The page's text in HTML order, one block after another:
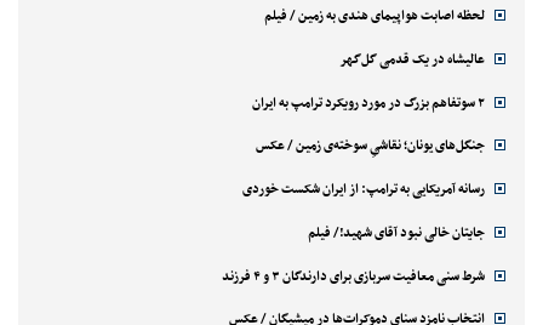
لحظه اصابت هواپیمای هندی به زمین / فیلم
عالیشاه در یک قدمی گل‌گهر
۲ سوتفاهم بزرگ در مورد رویکرد ترامپ به ایران
جنگل‌های یونان؛ نقاشیِ سوخته‌ی زمین / عکس
رسانه آمریکایی به ترامپ: از ایران شکست خوردی
جایتان خالی نبود آقای شهید!/ فیلم
شرط سنی معافیت سربازی برای دارندگان ۳ و ۴ فرزند
انتخاب نامزد سنای دموکرات‌ها در میشیگان / عکس